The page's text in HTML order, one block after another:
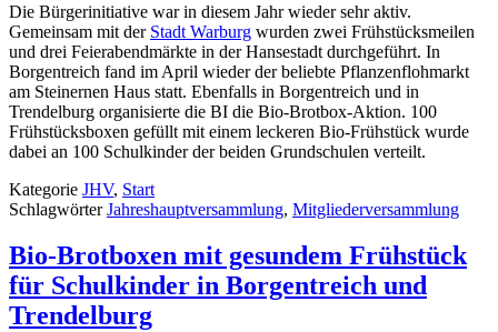
Die Bürgerinitiative war in diesem Jahr wieder sehr aktiv.
Gemeinsam mit der Stadt Warburg wurden zwei Frühstücksmeilen
und drei Feierabendmärkte in der Hansestadt durchgeführt. In
Borgentreich fand im April wieder der beliebte Pflanzenflohmarkt
am Steinernen Haus statt. Ebenfalls in Borgentreich und in
Trendelburg organisierte die BI die Bio-Brotbox-Aktion. 100
Frühstücksboxen gefüllt mit einem leckeren Bio-Frühstück wurde
dabei an 100 Schulkinder der beiden Grundschulen verteilt.
Kategorie JHV, Start
SchlagwörterJahreshauptversammlung, Mitgliederversammlung
Bio-Brotboxen mit gesundem Frühstück
für Schulkinder in Borgentreich und
Trendelburg